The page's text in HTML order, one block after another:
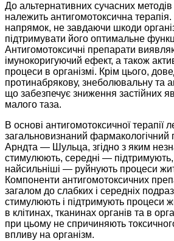
До альтернативних сучасних методів
належить антигомотоксична
напрямок, не завдаючи шкоди
підтримувати його оптимальне
Антигомотоксичні препарати
імунокоригуючий ефект, а також
процеси в організмі. Крім цього,
протинабрякову, знеболювальну та
що забезпечує зниження застійних
малого таза.
В основі антигомотоксичної терапії
загальновизнаний
Арндта — Шульца, згідно з яким
стимулюють, середні — підтримують,
найсильніші — руйнують процеси
Компоненти антигомотоксичних
загалом до слабких і середніх
стимулюють і підтримують процеси
в клітинах, тканинах органів та в
при цьому не спричиняють
впливу на організм.